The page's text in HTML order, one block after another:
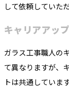
して依頼していた
キャリアアッ
ガラス工事職人の
て異なりますが、
トは共通しています